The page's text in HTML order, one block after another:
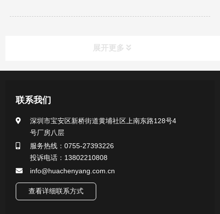
展开更多
一次性使用采样器系列
微生物样本保存液（通用运输传媒介质）系列
核酸（DNA&RNA）样本采集与保存套装系列
联系我们
深圳市宝安区新桥街道黄埔社区上南东路128号4
号厂房八层
服务热线：0755-27393226
投诉电话：13802210808
info@huachenyang.com.cn
查看详细联系方式